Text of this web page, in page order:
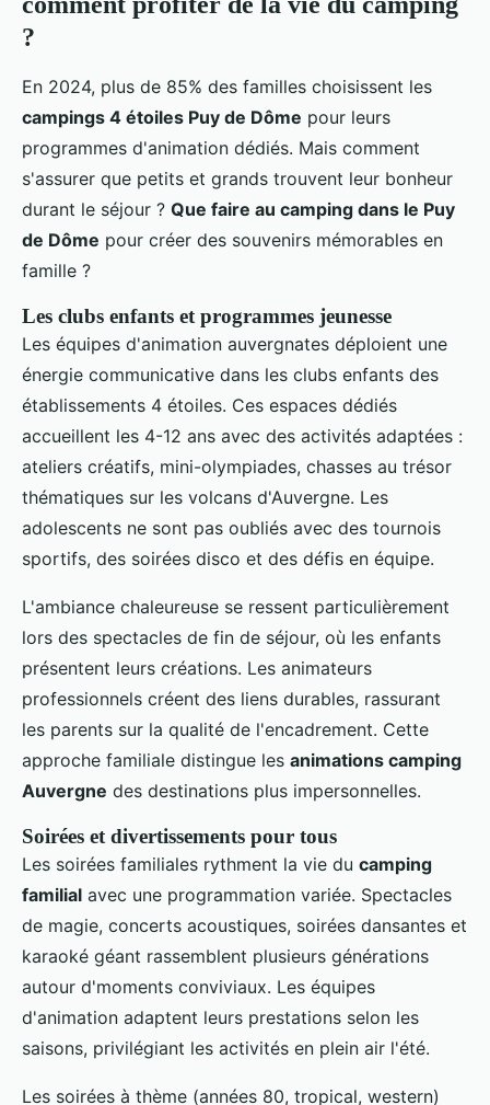
?
En 2024, plus de 85% des familles choisissent les
campings 4 étoiles Puy de Dôme pour leurs
programmes d'animation dédiés. Mais comment
s'assurer que petits et grands trouvent leur bonheur
durant le séjour ? Que faire au camping dans le Puy
de Dôme pour créer des souvenirs mémorables en
famille ?
Les clubs enfants et programmes jeunesse
Les équipes d'animation auvergnates déploient une
énergie communicative dans les clubs enfants des
établissements 4 étoiles. Ces espaces dédiés
accueillent les 4-12 ans avec des activités adaptées :
ateliers créatifs, mini-olympiades, chasses au trésor
thématiques sur les volcans d'Auvergne. Les
adolescents ne sont pas oubliés avec des tournois
sportifs, des soirées disco et des défis en équipe.
L'ambiance chaleureuse se ressent particulièrement
lors des spectacles de fin de séjour, où les enfants
présentent leurs créations. Les animateurs
professionnels créent des liens durables, rassurant
les parents sur la qualité de l'encadrement. Cette
approche familiale distingue les animations camping
Auvergne des destinations plus impersonnelles.
Soirées et divertissements pour tous
Les soirées familiales rythment la vie du camping
familial avec une programmation variée. Spectacles
de magie, concerts acoustiques, soirées dansantes et
karaoké géant rassemblent plusieurs générations
autour d'moments conviviaux. Les équipes
d'animation adaptent leurs prestations selon les
saisons, privilégiant les activités en plein air l'été.
Les soirées à thème (années 80, tropical, western)